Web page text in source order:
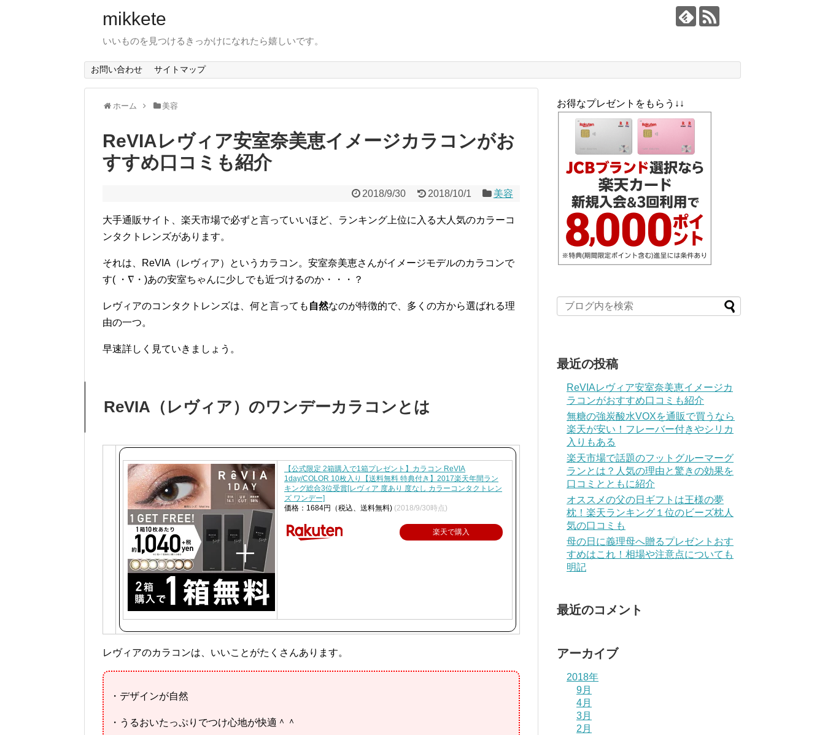
mikkete
いいものを見つけるきっかけになれたら嬉しいです。
お問い合わせ サイトマップ
ホーム 美容
ReVIAレヴィア安室奈美恵イメージカラコンがお
すすめ口コミも紹介
2018/9/30 2018/10/1 美容
大手通販サイト、楽天市場で必ずと言っていいほど、ランキング上位に入る大人気のカラーコ
ンタクトレンズがあります。
それは、ReVIA（レヴィア）というカラコン。安室奈美恵さんがイメージモデルのカラコンで
す( ・∇・)あの安室ちゃんに少しでも近づけるのか・・・？
レヴィアのコンタクトレンズは、何と言っても 自然なのが特徴的で、多くの方から選ばれる理
由の一つ。
早速詳しく見ていきましょう。
ReVIA（レヴィア）のワンデーカラコンとは
【公式限定 2箱購入で1箱プレゼント】カラコン ReVIA
1day/COLOR 10枚入り【送料無料 特典付き】2017楽天年間ラン
キング総合3位受賞[レヴィア 度あり 度なし カラーコンタクトレン
ズ ワンデー]
価格：1684円（税込、送料無料) (2018/9/30時点)
楽天で購入
レヴィアのカラコンは、いいことがたくさんあります。
・デザインが自然
・うるおいたっぷりでつけ心地が快適＾＾
お得なプレゼントをもらう↓↓
最近の投稿
ReVIAレヴィア安室奈美恵イメージカ
ラコンがおすすめ口コミも紹介
無糖の強炭酸水VOXを通販で買うなら
楽天が安い！フレーバー付きやシリカ
入りもある
楽天市場で話題のフットグルーマーグ
ランとは？人気の理由と驚きの効果を
口コミとともに紹介
オススメの父の日ギフトは王様の夢
枕！楽天ランキング１位のビーズ枕人
気の口コミも
母の日に義理母へ贈るプレゼントおす
すめはこれ！相場や注意点についても
明記
最近のコメント
アーカイブ
2018年
9月
4月
3月
2月